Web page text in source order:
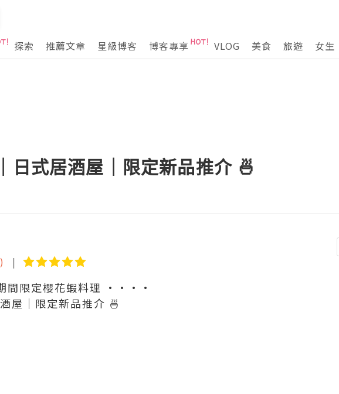
探索
推薦文章 星級博客 博客專享 VLOG 美食 旅遊 女生
日式居酒屋｜限定新品推介 🍜
限定櫻花蝦料理 ••••
屋｜限定新品推介 🍜